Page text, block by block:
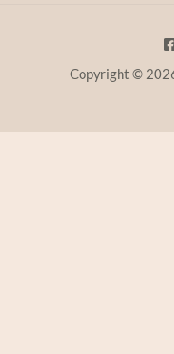
Copyright ©